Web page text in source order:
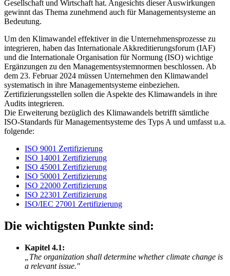
Gesellschaft und Wirtschaft hat. Angesichts dieser Auswirkungen
gewinnt das Thema zunehmend auch für Managementsysteme an
Bedeutung.
Um den Klimawandel effektiver in die Unternehmensprozesse zu
integrieren, haben das Internationale Akkreditierungsforum (IAF)
und die Internationale Organisation für Normung (ISO) wichtige
Ergänzungen zu den Managementsystemnormen beschlossen. Ab
dem 23. Februar 2024 müssen Unternehmen den Klimawandel
systematisch in ihre Managementsysteme einbeziehen.
Zertifizierungsstellen sollen die Aspekte des Klimawandels in ihre
Audits integrieren.
Die Erweiterung bezüglich des Klimawandels betrifft sämtliche
ISO-Standards für Managementsysteme des Typs A und umfasst u.a.
folgende:
ISO 9001 Zertifizierung
ISO 14001 Zertifizierung
ISO 45001 Zertifizierung
ISO 50001 Zertifizierung
ISO 22000 Zertifizierung
ISO 22301 Zertifizierung
ISO/IEC 27001 Zertifizierung
Die wichtigsten Punkte sind:
Kapitel 4.1:
„The organization shall determine whether climate change is
a relevant issue."